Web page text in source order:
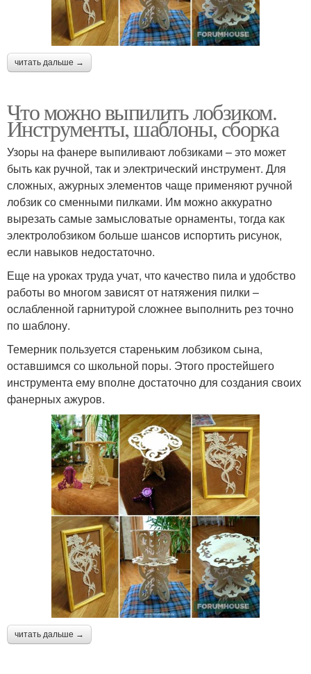
читать дальше →
Что можно выпилить лобзиком.
Инструменты, шаблоны, сборка
Узоры на фанере выпиливают лобзиками – это может
быть как ручной, так и электрический инструмент. Для
сложных, ажурных элементов чаще применяют ручной
лобзик со сменными пилками. Им можно аккуратно
вырезать самые замысловатые орнаменты, тогда как
электролобзиком больше шансов испортить рисунок,
если навыков недостаточно.
Еще на уроках труда учат, что качество пила и удобство
работы во многом зависят от натяжения пилки –
ослабленной гарнитурой сложнее выполнить рез точно
по шаблону.
Темерник пользуется стареньким лобзиком сына,
оставшимся со школьной поры. Этого простейшего
инструмента ему вполне достаточно для создания своих
фанерных ажуров.
читать дальше →